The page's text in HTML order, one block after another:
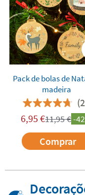
Pack de bolas de
madeira
6,95 €11,95€-
Comprar